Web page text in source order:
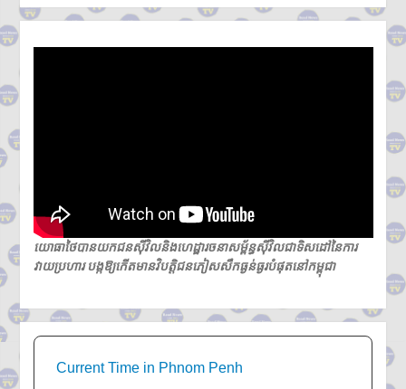
យោធាថៃបានយកជនស៊ីវិលនិងហេដ្ឋារចនាសម្ព័ន្ធស៊ីវិលជាទិសដៅនៃការ
វាយប្រហារ បង្កឱ្យកើតមានវិបត្តិជនភៀសសឹកធ្ងន់ធ្ងរបំផុតនៅកម្ពុជា
Current Time in Phnom Penh